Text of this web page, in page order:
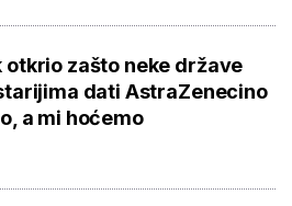
otkrio zašto neke države
dati AstraZenecino
a mi hoćemo